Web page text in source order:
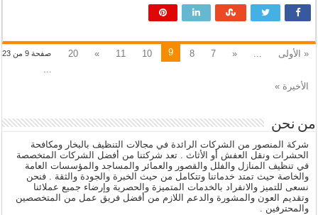
صفحة 9 من 23 « الأولى ...
«
7
8
9
10
11
»
20
...
الأخيرة »
من نحن
شركة المنصور من الشركات الرائدة في مجالات التنظيف بالبخار ومكافحة
الحشرات ونقل العفش أو الأثاث . تعد شركتنا من أفضل الشركات المتخصصة
في تنظيف المنازل والفلل والقصور والعمائر والمساجد والمؤسسات العامة
والخاصة حيث تمتد خدماتنا وتتكامل من حيث الخبرة والجودة والثقة . فنحن
نسعى للتميز والانفراد بالخدمات المتميزة والحصرية وإرضاء جميع عملائنا
وتقديم العون والمشورة والدعم اللازم من أفضل فريق عمل من المتخصصين
والمحترفين .